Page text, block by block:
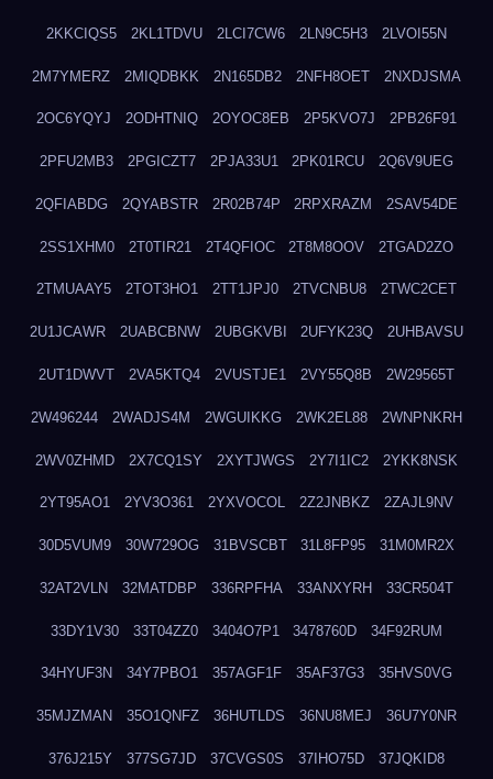
2KKCIQS5 2KL1TDVU 2LCI7CW6 2LN9C5H3 2LVOI55N
2M7YMERZ 2MIQDBKK 2N165DB2 2NFH8OET 2NXDJSMA
2OC6YQYJ 2ODHTNIQ 2OYOC8EB 2P5KVO7J 2PB26F91
2PFU2MB3 2PGICZT7 2PJA33U1 2PK01RCU 2Q6V9UEG
2QFIABDG 2QYABSTR 2R02B74P 2RPXRAZM 2SAV54DE
2SS1XHM0 2T0TIR21 2T4QFIOC 2T8M8OOV 2TGAD2ZO
2TMUAAY5 2TOT3HO1 2TT1JPJ0 2TVCNBU8 2TWC2CET
2U1JCAWR 2UABCBNW 2UBGKVBI 2UFYK23Q 2UHBAVSU
2UT1DWVT 2VA5KTQ4 2VUSTJE1 2VY55Q8B 2W29565T
2W496244 2WADJS4M 2WGUIKKG 2WK2EL88 2WNPNKRH
2WV0ZHMD 2X7CQ1SY 2XYTJWGS 2Y7I1IC2 2YKK8NSK
2YT95AO1 2YV3O361 2YXVOCOL 2Z2JNBKZ 2ZAJL9NV
30D5VUM9 30W729OG 31BVSCBT 31L8FP95 31M0MR2X
32AT2VLN 32MATDBP 336RPFHA 33ANXYRH 33CR504T
33DY1V30 33T04ZZ0 3404O7P1 3478760D 34F92RUM
34HYUF3N 34Y7PBO1 357AGF1F 35AF37G3 35HVS0VG
35MJZMAN 35O1QNFZ 36HUTLDS 36NU8MEJ 36U7Y0NR
376J215Y 377SG7JD 37CVGS0S 37IHO75D 37JQKID8